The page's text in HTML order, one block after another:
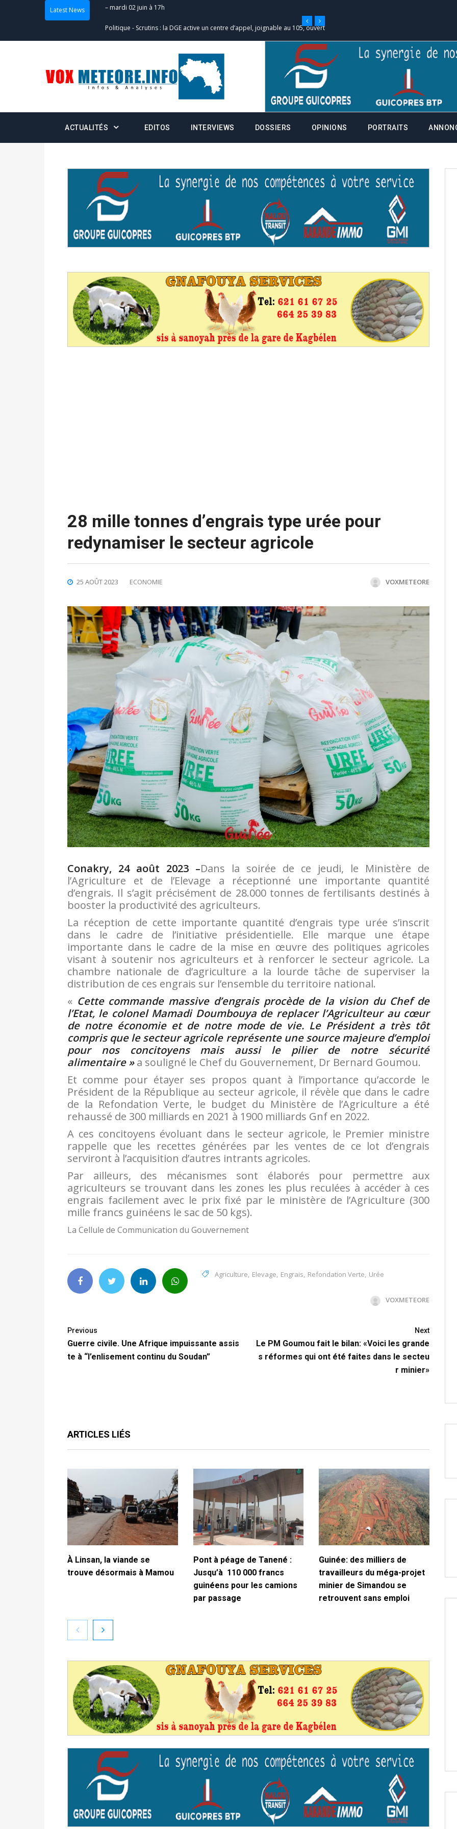
Latest News Politique-Scrutins : la DGE active un centre d’appel, joignable au 105, ouvert
24h/24 et 7j/7
Double scrutin du 31 mai : fin des campagnes ce jeudi 28 mai à
minuit
Actualités - Communiqué relatif à la délivrance de la fiche de procuration
Politique-Convocation des membres des Commissions Administratives de
Centralisation des Votes (CACV) à une prestation de serment et à une
Politique Candidats : désignez vos représentants aux CACV (centralisation
des votes) avant le 16 mai à 16h
Politique Double scrutin du 31 mai : retrait des cartes d’électeurs possible
du 16 au 31 mai 2026
avant le 16 mai 2026 à 16h
Politique-Proclamation des résultats globaux provisoires et des
statistiques des législatives et communales : ce 4 juin à 18h
Politique-Suite de la publication des résultats partiels des élections de mai
ACTUALITÉS EDITOS INTERVIEWS DOSSIERS OPINIONS PORTRAITS
28 mille tonnes d’engrais type urée pour
redynamiser le secteur agricole
25 AOÛT 2023 ECONOMIE VOXMETEORE
Conakry, 24 août 2023 –Dans la soirée de ce jeudi, le Ministère de
l’Agriculture et de l’Elevage a réceptionné une importante quantité
d’engrais. Il s’agit précisément de 28.000 tonnes de fertilisants destinés à
booster la productivité des agriculteurs.
La réception de cette importante quantité d’engrais type urée s’inscrit
dans le cadre de l’initiative présidentielle. Elle marque une étape
importante dans le cadre de la mise en œuvre des politiques agricoles
visant à soutenir nos agriculteurs et à renforcer le secteur agricole. La
chambre nationale de d’agriculture a la lourde tâche de superviser la
distribution de ces engrais sur l’ensemble du territoire national.
« Cette commande massive d’engrais procède de la vision du Chef de
l’Etat, le colonel Mamadi Doumbouya de replacer l’Agriculteur au cœur
de notre économie et de notre mode de vie. Le Président a très tôt
compris que le secteur agricole représente une source majeure d’emploi
pour nos concitoyens mais aussi le pilier de notre sécurité
alimentaire »a souligné le Chef du Gouvernement, Dr Bernard Goumou.
Et comme pour étayer ses propos quant à l’importance qu’accorde le
Président de la République au secteur agricole, il révèle que dans le cadre
de la Refondation Verte, le budget du Ministère de l’Agriculture a été
rehaussé de 300 milliards en 2021 à 1900 milliards Gnf en 2022.
A ces concitoyens évoluant dans le secteur agricole, le Premier ministre
rappelle que les recettes générées par les ventes de ce lot d’engrais
serviront à l’acquisition d’autres intrants agricoles.
Par ailleurs, des mécanismes sont élaborés pour permettre aux
agriculteurs se trouvant dans les zones les plus reculées à accéder à ces
engrais facilement avec le prix fixé par le ministère de l’Agriculture (300
mille francs guinéens le sac de 50 kgs).
La Cellule de Communication du Gouvernement
Agriculture, Elevage, Engrais, Refondation Verte, Urée
VOXMETEORE
Previous
Guerre civile. Une Afrique impuissante assis
te à “l’enlisement continu du Soudan”
Next
Le PM Goumou fait le bilan: «Voici les grande
s réformes qui ont été faites dans le secteu
r minier»
ARTICLES LIÉS
À Linsan, la viande se
trouve désormais à Mamou
Pont à péage de Tanené :
Jusqu’à 110 000 francs
guinéens pour les camions
par passage
Guinée: des milliers de
travailleurs du méga-projet
minier de Simandou se
retrouvent sans emploi